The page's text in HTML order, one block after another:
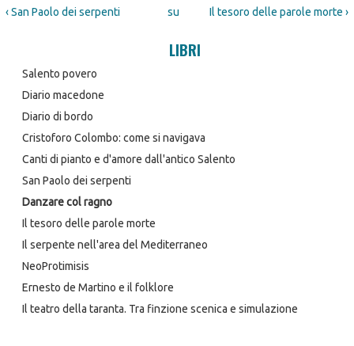
‹ San Paolo dei serpenti su Il tesoro delle parole morte ›
LIBRI
Salento povero
Diario macedone
Diario di bordo
Cristoforo Colombo: come si navigava
Canti di pianto e d'amore dall'antico Salento
San Paolo dei serpenti
Danzare col ragno
Il tesoro delle parole morte
Il serpente nell'area del Mediterraneo
NeoProtimisis
Ernesto de Martino e il folklore
Il teatro della taranta. Tra finzione scenica e simulazione